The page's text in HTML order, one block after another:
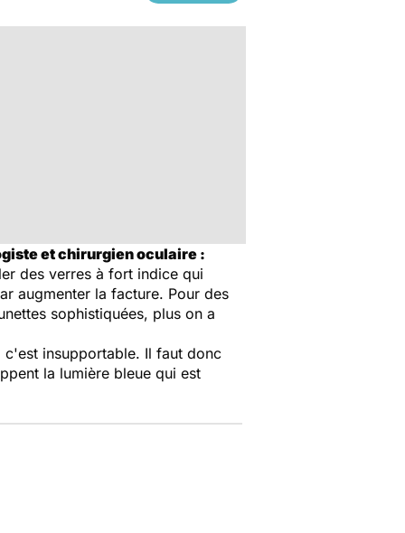
et chirurgien oculaire :
des verres à fort indice qui
augmenter la facture. Pour des
sophistiquées, plus on a
insupportable. Il faut donc
la lumière bleue qui est